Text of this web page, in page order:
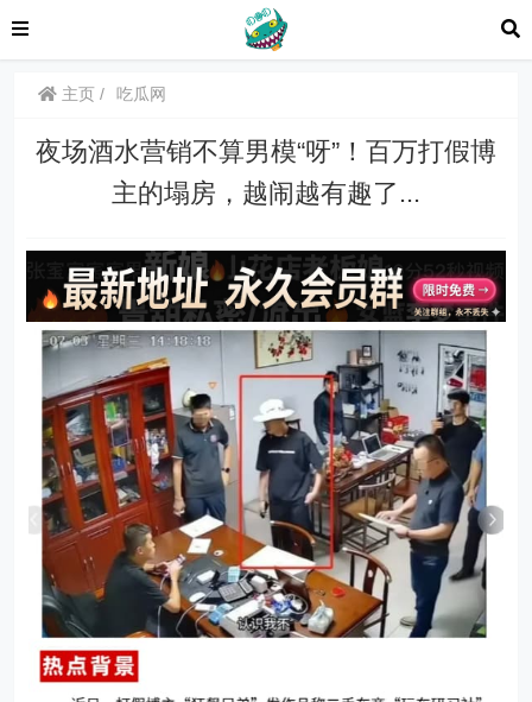
主页 吃瓜网
夜场酒水营销不算男模“呀”！百万打假博
主的塌房，越闹越有趣了...